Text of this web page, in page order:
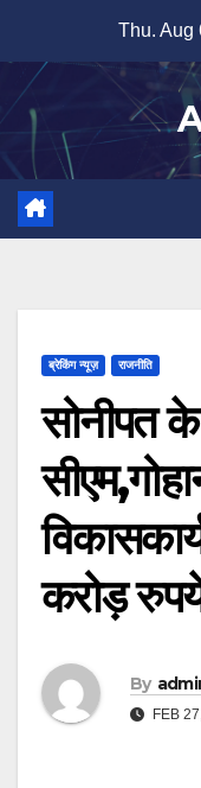
content
Thu. Aug
ब्रेकिंग न्यूज़ राजनीति
सोनीपत के
करोड़
By
FEB